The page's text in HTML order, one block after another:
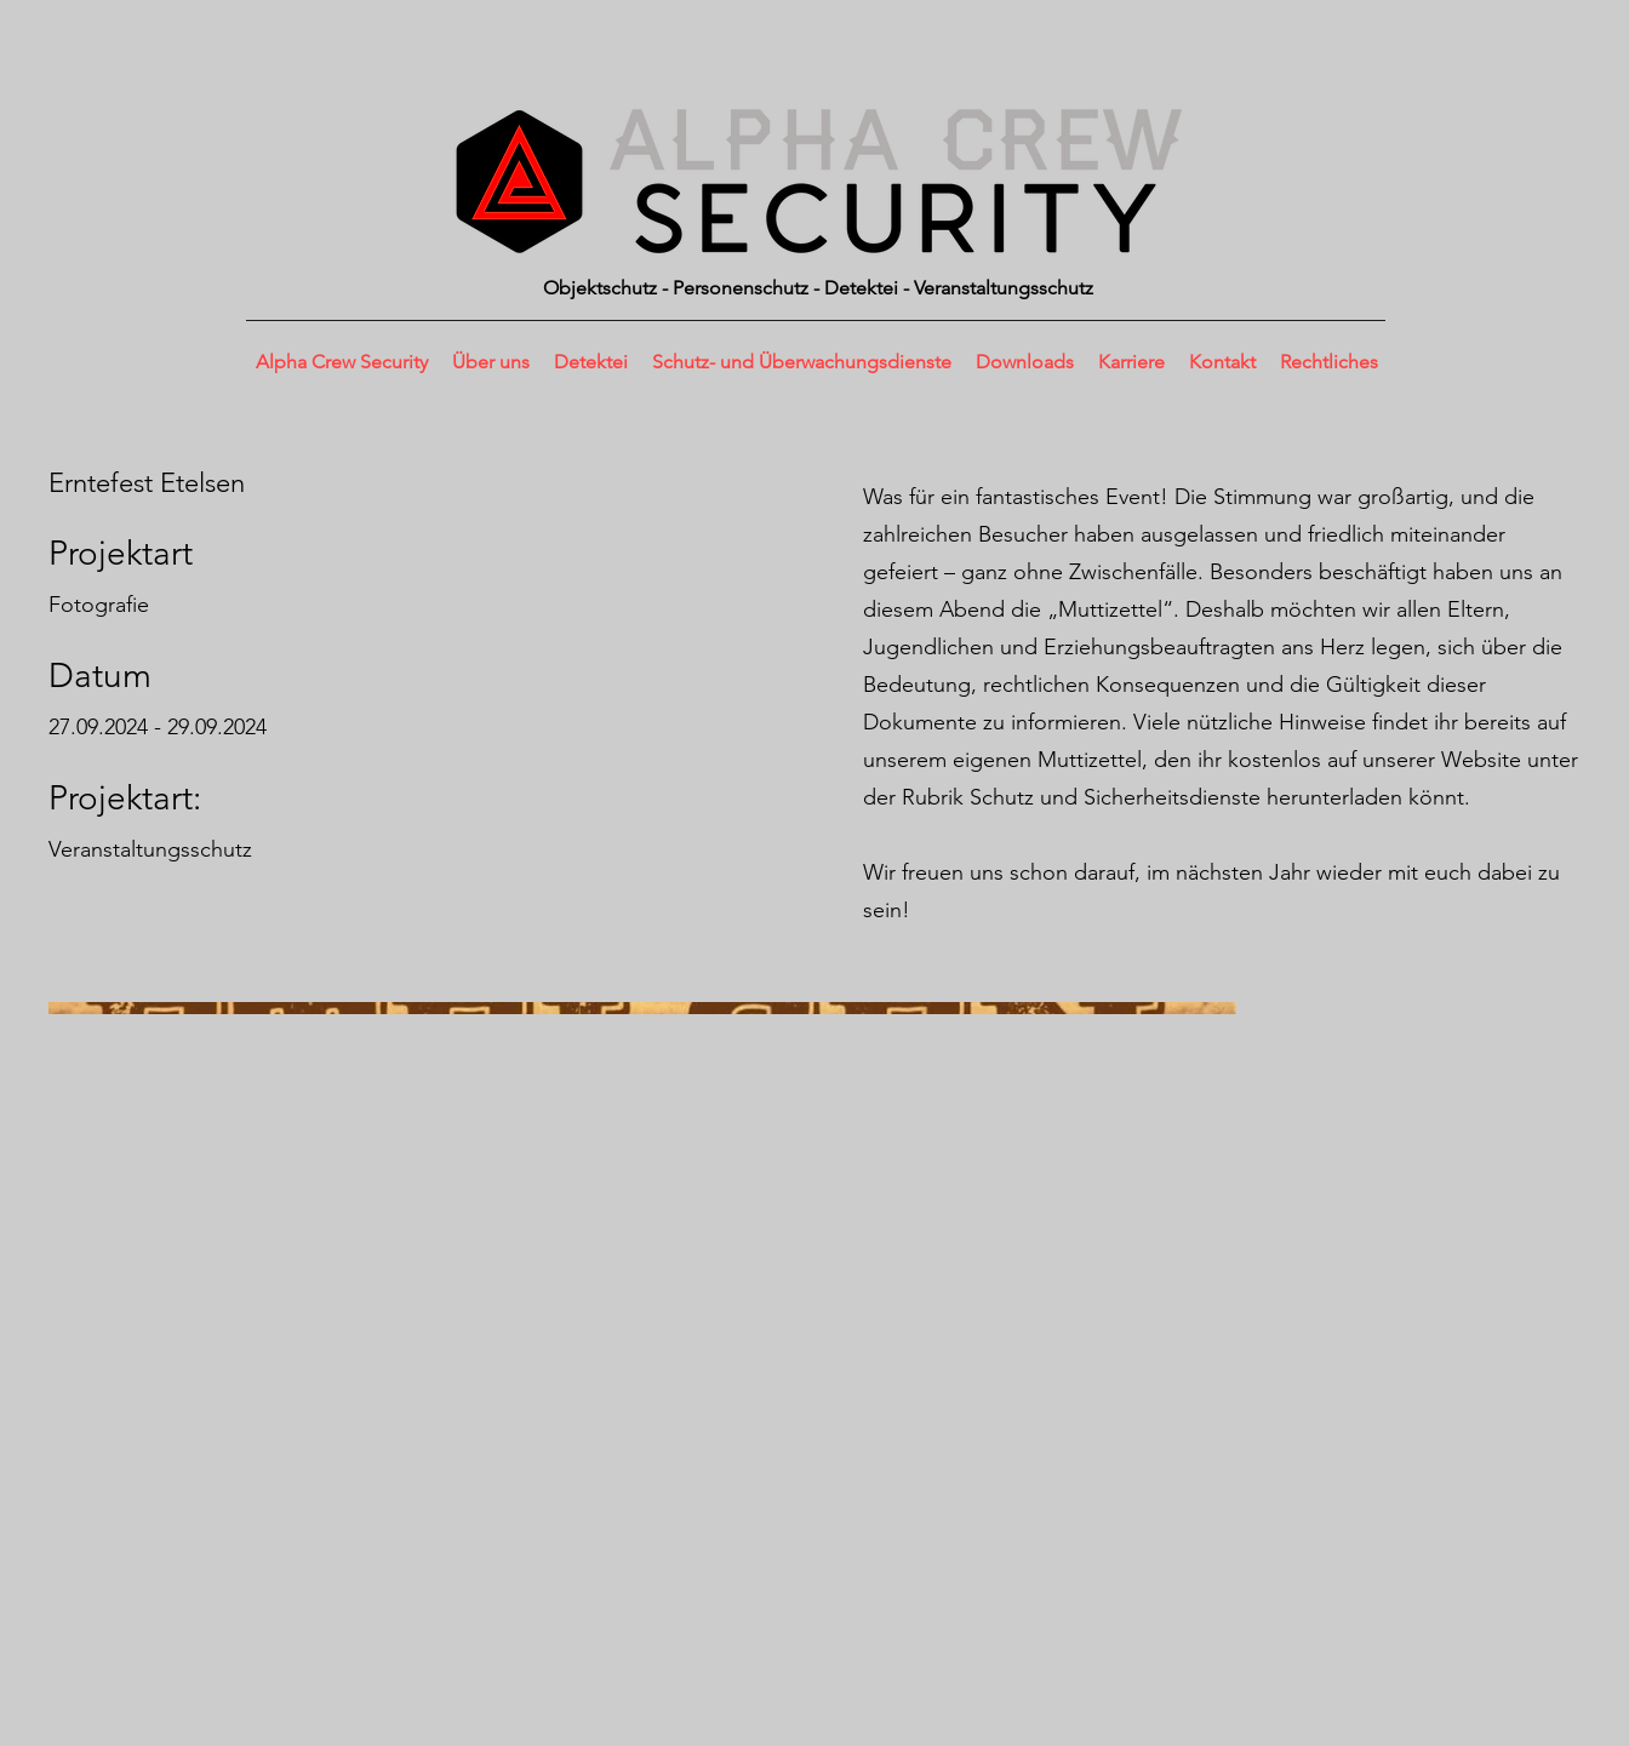
Objektschutz - Personenschutz - Detektei - Veranstaltungsschutz
Alpha Crew Security Über uns Detektei Schutz- und Überwachungsdienste Downloads Karriere Kontakt Rechtliches
Erntefest Etelsen
Projektart
Fotografie
Datum
27.09.2024 - 29.09.2024
Projektart:
Veranstaltungsschutz
Was für ein fantastisches Event! Die Stimmung war großartig, und die
zahlreichen Besucher haben ausgelassen und friedlich miteinander
gefeiert – ganz ohne Zwischenfälle. Besonders beschäftigt haben uns an
diesem Abend die „Muttizettel“. Deshalb möchten wir allen Eltern,
Jugendlichen und Erziehungsbeauftragten ans Herz legen, sich über die
Bedeutung, rechtlichen Konsequenzen und die Gültigkeit dieser
Dokumente zu informieren. Viele nützliche Hinweise findet ihr bereits auf
unserem eigenen Muttizettel, den ihr kostenlos auf unserer Website unter
der Rubrik Schutz und Sicherheitsdienste herunterladen könnt.
Wir freuen uns schon darauf, im nächsten Jahr wieder mit euch dabei zu
sein!